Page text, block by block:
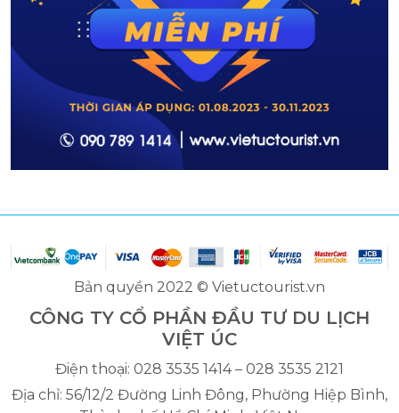
Bản quyền 2022 © Vietuctourist.vn
CÔNG TY CỔ PHẦN ĐẦU TƯ DU LỊCH
VIỆT ÚC
Điện thoại: 028 3535 1414 – 028 3535 2121
Địa chỉ: 56/12/2 Đường Linh Đông, Phường Hiệp Bình,